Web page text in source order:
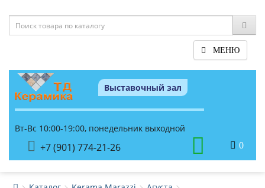
МЕНЮ
Выставочный зал
Вт-Вс 10:00-19:00, понедельник выходной
+7 (901) 774-21-26 0